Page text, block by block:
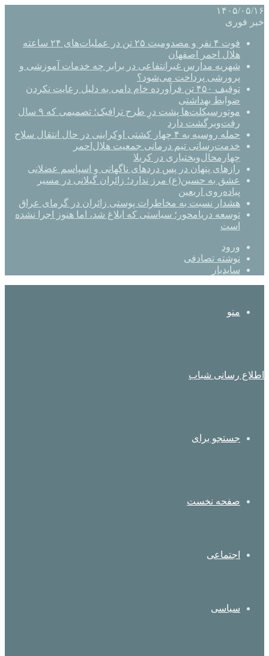
۱۴۰۵/۰۵/۱۶
خبر فوری
فوت ۴ نفر و مصدومیت ۲۵ تن در عملیات‌های ۲۴ ساعته
هلال احمر اصفهان
شهریه مدارس غیرانتفاعی در برابر چه خدمات آموزشی و
پرورشی پرداخت می‌شود؟
توقیف ۴۵۰ تن فرآورده خام دامی به دلیل رعایت نکردن
ضوابط بهداشتی
موتورسیکلت‌ها پشت درِ طرح ترافیک؛ تصمیمی که ۹ سال
رفت‌وبرگشت دارد
حمله روسیه به ۴ چهار کشتی اوکراینی در حال انتقال سلاح
خدمت‌رسانی تیم درمانی جمعیت هلال‌احمر
چهارمحال‌وبختیاری در کربلا
رازهای پنهان در پس دردهای ناگهانی و اسپاسم عضلانی
عشق به حسین(ع) مرز ندارد؛ زائران گیلانی در مسیر
پیاده‌روی اربعین
هشدار نسبت به مخاطرات پوستی زائران در گرمای عراق
توسعه دریامحور؛ سیاستی که ابلاغ شد، اما هنوز اجرا نشده
است
ورود
نوشته تصادفی
سایدبار
منو
اطلاع رسانی شباب
جستجو برای
صفحه نخست
اجتماعی
سیاسی